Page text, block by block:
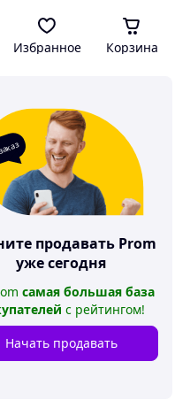
Избранное Корзина
продавать Prom
уже сегодня
самая большая база
с рейтингом!
Начать продавать